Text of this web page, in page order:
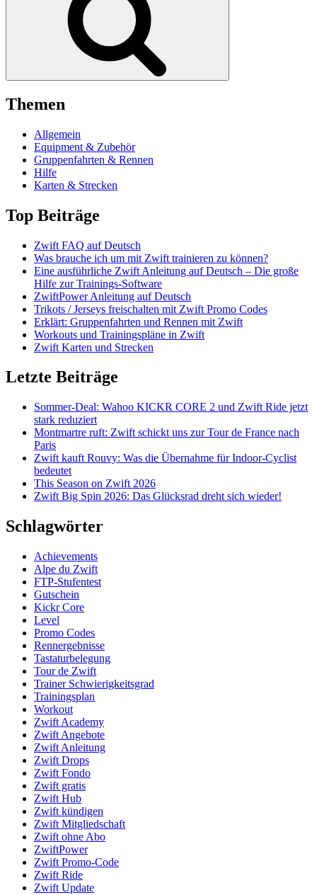
Themen
Allgemein
Equipment & Zubehör
Gruppenfahrten & Rennen
Hilfe
Karten & Strecken
Top Beiträge
Zwift FAQ auf Deutsch
Was brauche ich um mit Zwift trainieren zu können?
Eine ausführliche Zwift Anleitung auf Deutsch – Die große
Hilfe zur Trainings-Software
ZwiftPower Anleitung auf Deutsch
Trikots / Jerseys freischalten mit Zwift Promo Codes
Erklärt: Gruppenfahrten und Rennen mit Zwift
Workouts und Trainingspläne in Zwift
Zwift Karten und Strecken
Letzte Beiträge
Sommer-Deal: Wahoo KICKR CORE 2 und Zwift Ride jetzt
stark reduziert
Montmartre ruft: Zwift schickt uns zur Tour de France nach
Paris
Zwift kauft Rouvy: Was die Übernahme für Indoor-Cyclist
bedeutet
This Season on Zwift 2026
Zwift Big Spin 2026: Das Glücksrad dreht sich wieder!
Schlagwörter
Achievements
Alpe du Zwift
FTP-Stufentest
Gutschein
Kickr Core
Level
Promo Codes
Rennergebnisse
Tastaturbelegung
Tour de Zwift
Trainer Schwierigkeitsgrad
Trainingsplan
Workout
Zwift Academy
Zwift Angebote
Zwift Anleitung
Zwift Drops
Zwift Fondo
Zwift gratis
Zwift Hub
Zwift kündigen
Zwift Mitgliedschaft
Zwift ohne Abo
ZwiftPower
Zwift Promo-Code
Zwift Ride
Zwift Update